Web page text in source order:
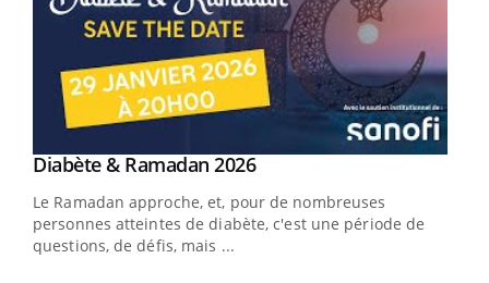
Youtube
Diabète & Ramadan 2026Youtube
Le Ramadan approche, et, pour de nombreuses
personnes atteintes de diabète, c'est une période de
questions, de défis, mais ...